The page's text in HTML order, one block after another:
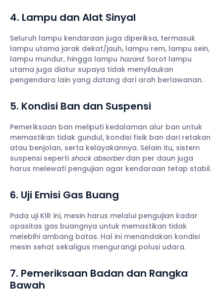
4. Lampu dan Alat Sinyal
Seluruh lampu kendaraan juga diperiksa, termasuk
lampu utama jarak dekat/jauh, lampu rem, lampu sein,
lampu mundur, hingga lampu hazard. Sorot lampu
utama juga diatur supaya tidak menyilaukan
pengendara lain yang datang dari arah berlawanan.
5. Kondisi Ban dan Suspensi
Pemeriksaan ban meliputi kedalaman alur ban untuk
memastikan tidak gundul, kondisi fisik ban dari retakan
atau benjolan, serta kelayakannya. Selain itu, sistem
suspensi seperti shock absorberdan per daun juga
harus melewati pengujian agar kendaraan tetap stabil.
6. Uji Emisi Gas Buang
Pada uji KIR ini, mesin harus melalui pengujian kadar
opasitas gas buangnya untuk memastikan tidak
melebihi ambang batas. Hal ini menandakan kondisi
mesin sehat sekaligus mengurangi polusi udara.
7. Pemeriksaan Badan dan Rangka
Bawah